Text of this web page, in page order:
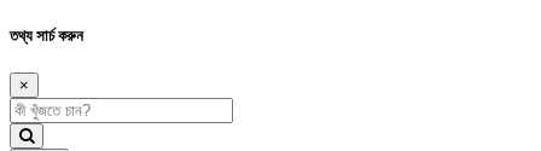
তথ্য সার্চ করুন
×